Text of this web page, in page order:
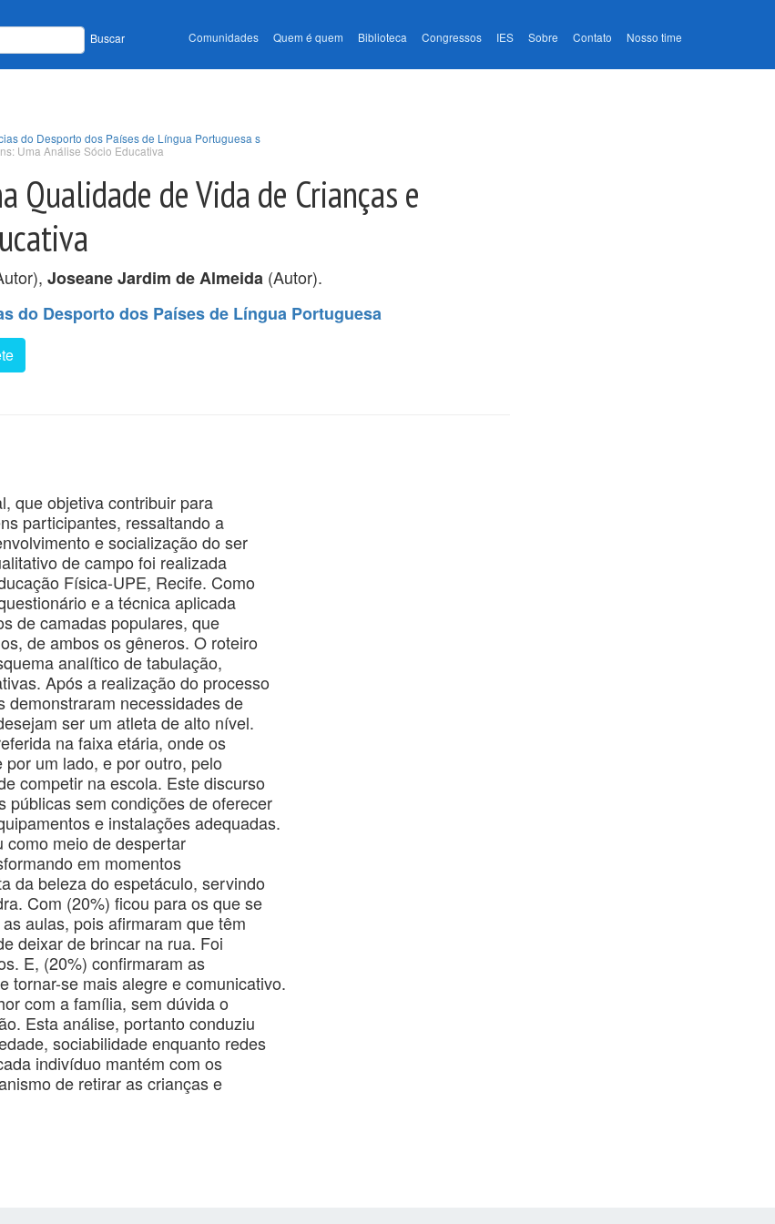
Buscar Comunidades Quem é quem Biblioteca Congressos IES Sobre Contato Nosso time
do Desporto dos Países de Língua Portuguesa s
Uma Análise Sócio Educativa
Qualidade de Vida de Crianças e
Joseane Jardim de Almeida (Autor).
do Desporto dos Países de Língua Portuguesa
que objetiva contribuir para
participantes, ressaltando a
e socialização do ser
de campo foi realizada
Física-UPE, Recife. Como
e a técnica aplicada
de camadas populares, que
de ambos os gêneros. O roteiro
analítico de tabulação,
Após a realização do processo
necessidades de
ser um atleta de alto nível.
na faixa etária, onde os
um lado, e por outro, pelo
competir na escola. Este discurso
públicas sem condições de oferecer
e instalações adequadas.
como meio de despertar
em momentos
da beleza do espetáculo, servindo
Com (20%) ficou para os que se
aulas, pois afirmaram que têm
deixar de brincar na rua. Foi
E, (20%) confirmaram as
tornar-se mais alegre e comunicativo.
com a família, sem dúvida o
Esta análise, portanto conduziu
sociabilidade enquanto redes
indivíduo mantém com os
de retirar as crianças e